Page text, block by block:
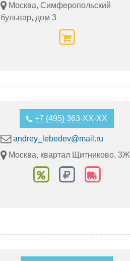
Москва, Симферопольский
бульвар, дом 3
+7 (495) 363-XX-XX
andrey_lebedev@mail.ru
Москва, квартал Щитниково, 3Ж